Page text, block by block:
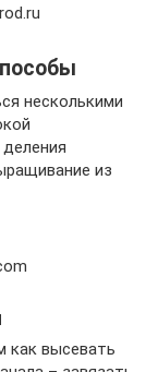
несколькими
из
как высевать